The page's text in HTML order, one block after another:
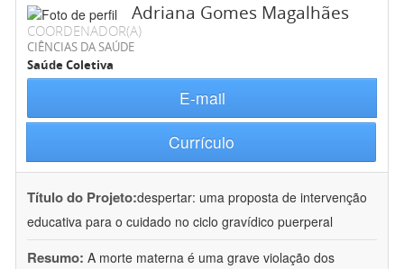
Adriana Gomes Magalhães
COORDENADOR(A)
CIÊNCIAS DA SAÚDE
Saúde Coletiva
E-mail
Currículo
Título do Projeto:despertar: uma proposta de intervenção
educativa para o cuidado no ciclo gravídico puerperal
Resumo: A morte materna é uma grave violação dos